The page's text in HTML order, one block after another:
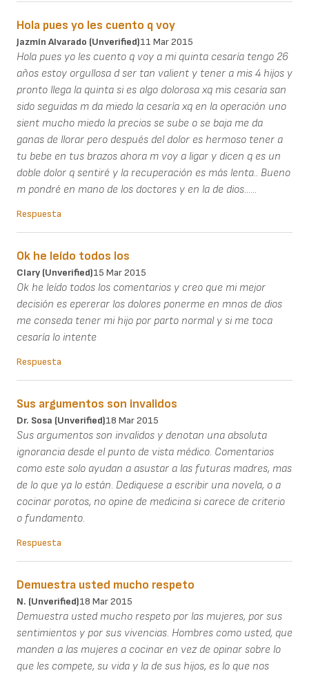
Hola pues yo les cuento q voy
Jazmín Alvarado (unverified)11 Mar 2015
Hola pues yo les cuento q voy a mi quinta cesaría tengo 26
años estoy orgullosa d ser tan valient y tener a mis 4 hijos y
pronto llega la quinta si es algo dolorosa xq mis cesaría san
sido seguidas m da miedo la cesaría xq en la operación uno
sient mucho miedo la precios se sube o se baja me da
ganas de llorar pero después del dolor es hermoso tener a
tu bebe en tus brazos ahora m voy a ligar y dicen q es un
doble dolor q sentiré y la recuperación es más lenta.. Bueno
m pondré en mano de los doctores y en la de dios......
Respuesta
Ok he leído todos los
Clary (unverified)15 Mar 2015
Ok he leído todos los comentarios y creo que mi mejor
decisión es epererar los dolores ponerme en mnos de dios
me conseda tener mi hijo por parto normal y si me toca
cesaría lo intente
Respuesta
Sus argumentos son invalidos
Dr. Sosa (unverified)18 Mar 2015
Sus argumentos son invalidos y denotan una absoluta
ignorancia desde el punto de vista médico. Comentarios
como este solo ayudan a asustar a las futuras madres, mas
de lo que ya lo están. Dediquese a escribir una novela, o a
cocinar porotos, no opine de medicina si carece de criterio
o fundamento.
Respuesta
Demuestra usted mucho respeto
N. (unverified)18 Mar 2015
Demuestra usted mucho respeto por las mujeres, por sus
sentimientos y por sus vivencias. Hombres como usted, que
manden a las mujeres a cocinar en vez de opinar sobre lo
que les compete, su vida y la de sus hijos, es lo que nos